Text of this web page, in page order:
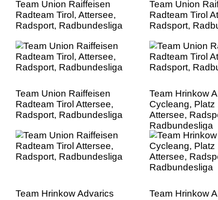
Team Union Raiffeisen
Radteam Tirol, Attersee,
Radsport, Radbundesliga
Team Union
Radteam Tirol
Radsport,
Team Union Raiffeisen
Radteam Tirol Attersee,
Radsport, Radbundesliga
Team Hrinkow
Cycleang, Platz
Attersee,
Radbundesliga
Team Hrinkow Advarics
Team Hrinkow